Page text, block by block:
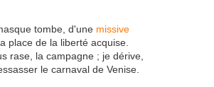
tombe, d'une missive
place de la liberté acquise.
rase, la campagne ; je dérive,
le carnaval de Venise.